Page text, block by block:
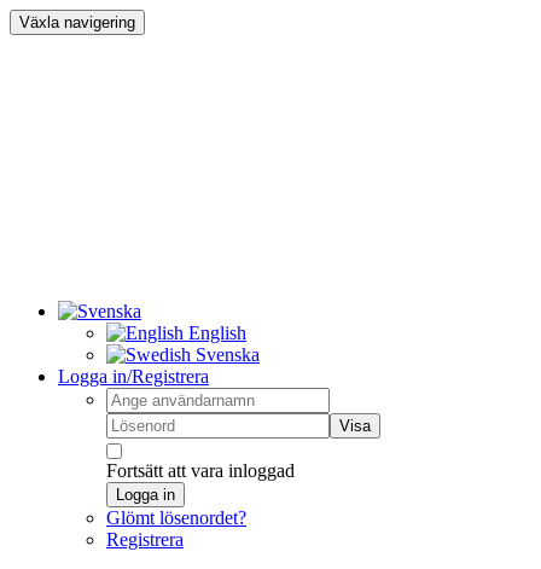
Växla navigering
English
Svenska
Logga in/Registrera
Visa
Fortsätt att vara inloggad
Logga in
Glömt lösenordet?
Registrera